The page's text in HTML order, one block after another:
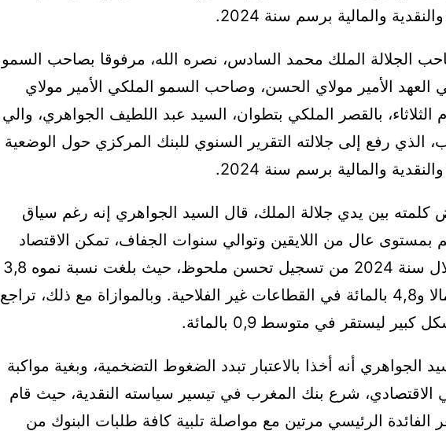
والمالية برسم سنة 2024.
الجلالة الملك محمد السادس، نصره الله، مرفوقا بصاحب السمو
العهد الأمير مولاي الحسن، وصاحب السمو الملكي الأمير مولاي
الثلاثاء، بالقصر الملكي بتطوان، السيد عبد اللطيف الجواهري، والي
الذي رفع إلى جلالته التقرير السنوي للبنك المركزي حول الوضعية
والمالية برسم سنة 2024.
بين يدي جلالة الملك، قال السيد الجواهري إنه رغم سياق
بمستوى عال من اللايقين وتوالي سنوات الجفاف، تمكن الاقتصاد
الوطني خلال سنة 2024 من تسجيل تحسن ملحوظ، حيث بلغت نسبة نموه 3,8
بالمائة إجمالا و4,8 بالمائة في القطاعات غير الفلاحية. وبالموازاة مع ذلك، تراجع
ليستقر في متوسط 0,9 بالمائة.
الجواهري أنه أخذا بالاعتبار تبدد الضغوط التضخمية، وبغية مواكبة
الاقتصادي، شرع بنك المغرب في تيسير سياسته النقدية، حيث قام
الرئيسي مرتين مع مواصلة تلبية كافة طلبات البنوك من